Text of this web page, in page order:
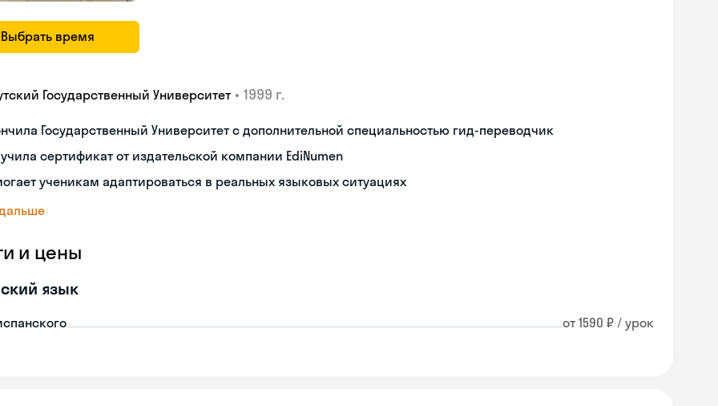
Выбрать время
Государственный Университет • 1999 г.
Государственный Университет с дополнительной специальностью гид-переводчик
сертификат от издательской компании EdiNumen
ученикам адаптироваться в реальных языковых ситуациях
и цены
язык
от 1590 ₽ / урок